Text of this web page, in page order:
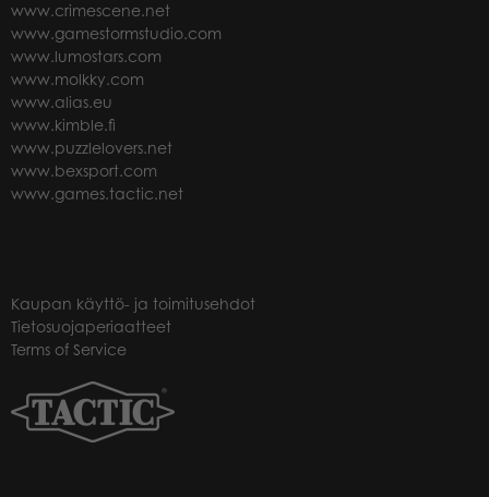
www.crimescene.net
www.gamestormstudio.com
www.lumostars.com
www.molkky.com
www.alias.eu
www.kimble.fi
www.puzzlelovers.net
www.bexsport.com
www.games.tactic.net
Kaupan käyttö- ja toimitusehdot
Tietosuojaperiaatteet
Terms of Service